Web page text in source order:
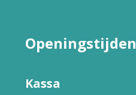
Openingstijden
Kassa